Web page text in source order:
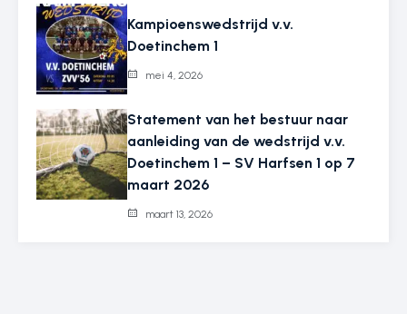
Kampioenswedstrijd v.v.
Doetinchem 1
mei 4, 2026
Statement van het bestuur naar
aanleiding van de wedstrijd v.v.
Doetinchem 1 – SV Harfsen 1 op 7
maart 2026
maart 13, 2026